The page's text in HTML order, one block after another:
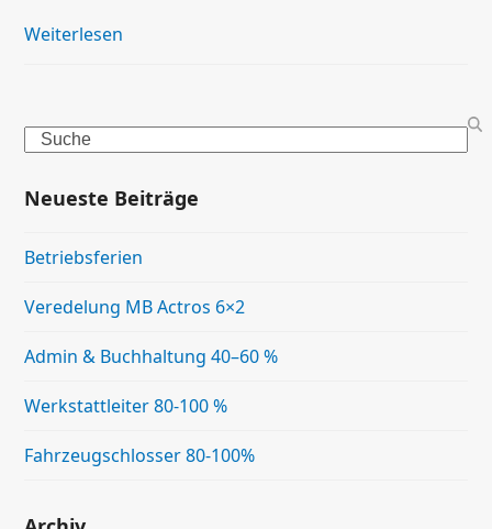
Weiterlesen
Search
Neueste Beiträge
Betriebsferien
Veredelung MB Actros 6×2
Admin & Buchhaltung 40–60 %
Werkstattleiter 80-100 %
Fahrzeugschlosser 80-100%